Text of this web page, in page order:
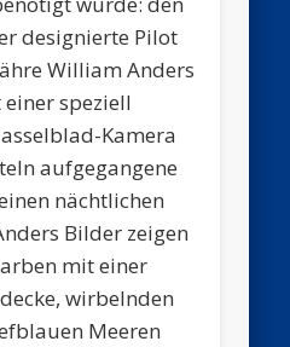
designierte Pilot
William Anders
speziell
Kamera
aufgegangene
nächtlichen
Bilder zeigen
mit einer
wirbelnden
Meeren